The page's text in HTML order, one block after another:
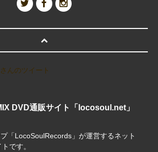
んのツイート
DVD通販サイト「locosoul.net」
「LocoSoulRecords」が運営するネット
です。